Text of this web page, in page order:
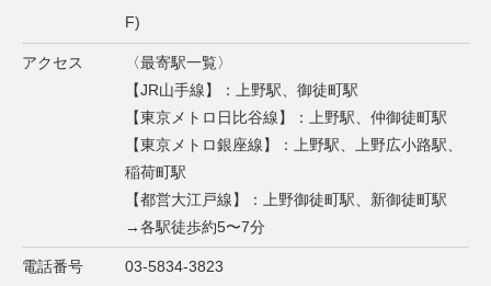
F)
アクセス
〈最寄駅一覧〉
【JR山手線】：上野駅、御徒町駅
【東京メトロ日比谷線】：上野駅、仲御徒町駅
【東京メトロ銀座線】：上野駅、上野広小路駅、
稲荷町駅
【都営大江戸線】：上野御徒町駅、新御徒町駅
→各駅徒歩約5〜7分
電話番号
03-5834-3823